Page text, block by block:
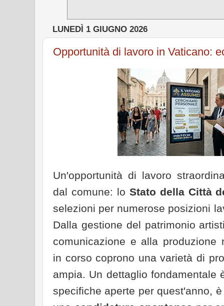
LUNEDÌ 1 GIUGNO 2026
Opportunità di lavoro in Vaticano:
Un'opportunità di lavoro
dal comune: lo Stato della Città
selezioni per numerose posizioni
Dalla gestione del patrimonio
comunicazione e alla produzione
in corso coprono una varietà di
ampia. Un dettaglio fondamentale
specifiche aperte per quest'anno,